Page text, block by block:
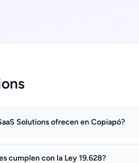
Solutions ofrecen en Copiapó?
cumplen con la Ley 19.628?